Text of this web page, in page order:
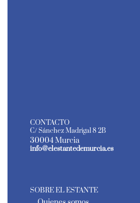
CONTACTO
C/ Sánchez Madrigal 8 2B
30004 Murcia
info@elestantedemurcia.es
SOBRE EL ESTANTE